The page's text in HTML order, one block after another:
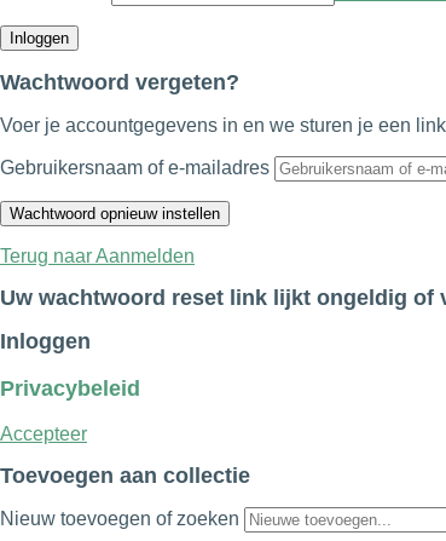
Wachtwoord vergeten?
Voer je accountgegevens in en we sturen je een
Gebruikersnaam of e-mailadres
Terug naar Aanmelden
Uw wachtwoord reset link lijkt ongeldig of
Inloggen
Privacybeleid
Accepteer
Toevoegen aan collectie
Nieuw toevoegen of zoeken